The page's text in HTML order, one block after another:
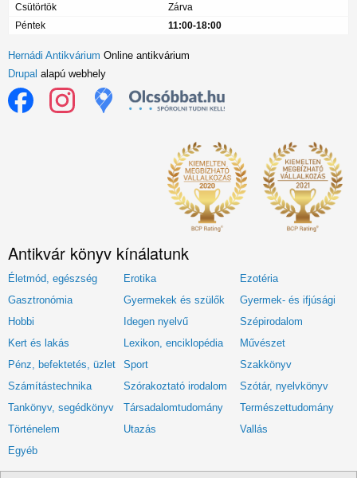
Csütörtök
Zárva
Péntek
11:00-18:00
Hernádi Antikvárium Online antikvárium
Drupal alapú webhely
Antikvár könyv kínálatunk
Életmód, egészség Erotika
Ezotéria
Gasztronómia
Gyermekek és szülők
Gyermek- és ifjúsági
Hobbi
Idegen nyelvű
Szépirodalom
Kert és lakás
Lexikon, enciklopédia
Művészet
Pénz, befektetés, üzlet
Sport
Szakkönyv
Számítástechnika
Szórakoztató irodalom
Szótár, nyelvkönyv
Tankönyv, segédkönyv
Társadalomtudomány
Természettudomány
Történelem
Utazás
Vallás
Egyéb